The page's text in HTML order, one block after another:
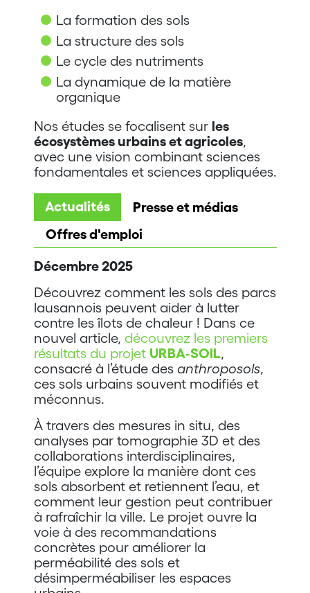
La formation des sols
La structure des sols
Le cycle des nutriments
La dynamique de la matière
organique
Nos études se focalisent sur les
écosystèmes urbains et agricoles,
avec une vision combinant sciences
fondamentales et sciences appliquées.
Actualités
Presse et médias
Offres d'emploi
Décembre 2025
Découvrez comment les sols des parcs
lausannois peuvent aider à lutter
contre les îlots de chaleur ! Dans ce
nouvel article, découvrez les premiers
résultats du projet URBA‑SOIL,
consacré à l’étude des anthroposols,
ces sols urbains souvent modifiés et
méconnus.
À travers des mesures in situ, des
analyses par tomographie 3D et des
collaborations interdisciplinaires,
l’équipe explore la manière dont ces
sols absorbent et retiennent l’eau, et
comment leur gestion peut contribuer
à rafraîchir la ville. Le projet ouvre la
voie à des recommandations
concrètes pour améliorer la
perméabilité des sols et
désimperméabiliser les espaces